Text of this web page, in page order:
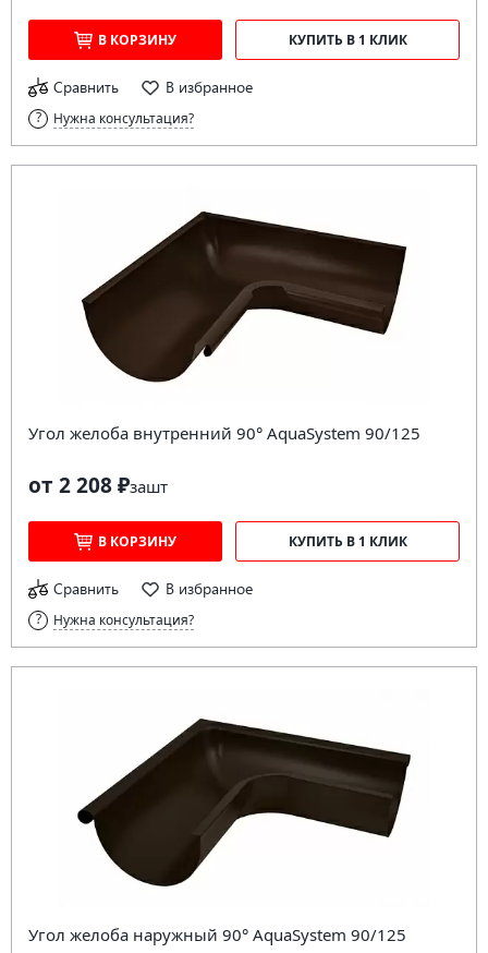
В КОРЗИНУ КУПИТЬ В 1 КЛИК
Сравнить В избранное
Нужна консультация?
Угол желоба внутренний 90° AquaSystem 90/125
от 2 208 ₽зашт
В КОРЗИНУ КУПИТЬ В 1 КЛИК
Сравнить В избранное
Нужна консультация?
Угол желоба наружный 90° AquaSystem 90/125